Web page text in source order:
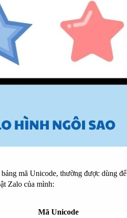
mã Unicode, thường được dùng để
Zalo của mình:
Mã Unicode